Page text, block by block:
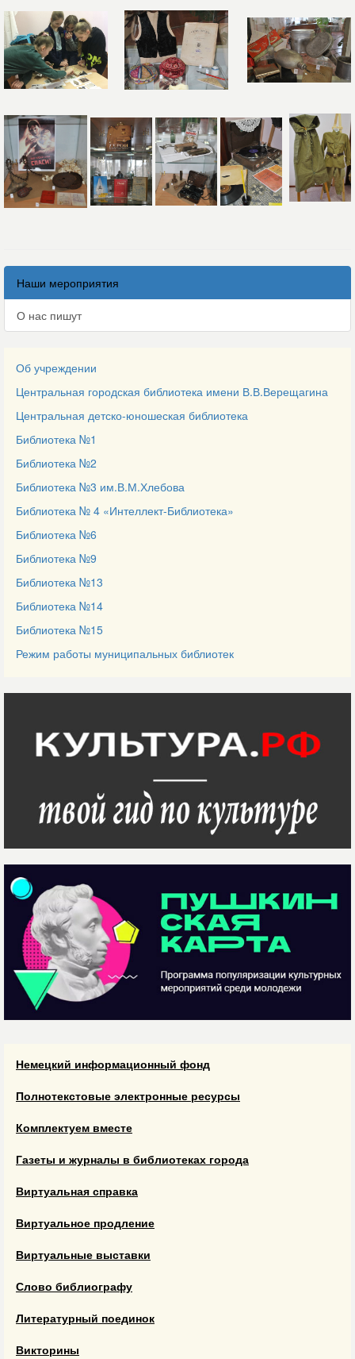
Наши мероприятия
О нас пишут
Об учреждении
Центральная городская библиотека имени В.В.Верещагина
Центральная детско-юношеская библиотека
Библиотека №1
Библиотека №2
Библиотека №3 им.В.М.Хлебова
Библиотека № 4 «Интеллект-Библиотека»
Библиотека №6
Библиотека №9
Библиотека №13
Библиотека №14
Библиотека №15
Режим работы муниципальных библиотек
Немецкий информационный фонд
Полнотекстовые электронные ресурсы
Комплектуем вместе
Газеты и журналы в библиотеках города
Виртуальная справка
Виртуальное продление
Виртуальные выставки
Слово библиографу
Литературный поединок
Викторины